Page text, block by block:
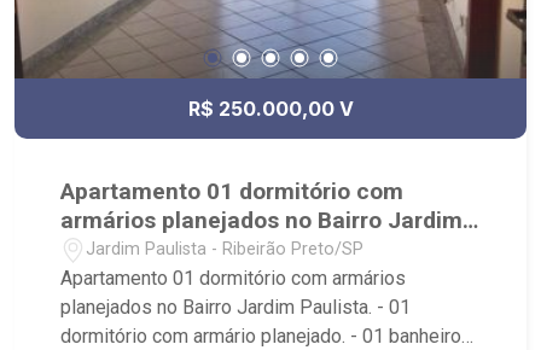
própria - em uma das melhores avenidas da
cidade - Av. Professor João Fiúsa, 1147 - Alto da
Boa Vista, Ribeirão Preto - SP.
R$ 250.000,00 V
Apartamento 01 dormitório com
armários planejados no Bairro Jardim
Paulista.
Jardim Paulista - Ribeirão Preto/SP
Apartamento 01 dormitório com armários
planejados no Bairro Jardim Paulista. - 01
dormitório com armário planejado. - 01 banheiro